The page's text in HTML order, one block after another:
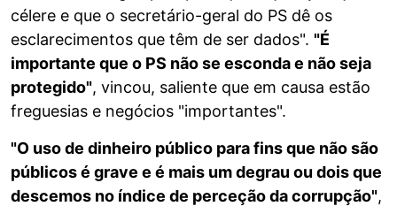
célere e que o secretário-geral do PS dê os
esclarecimentos que têm de ser dados". "É
importante que o PS não se esconda e não seja
protegido", vincou, saliente que em causa estão
freguesias e negócios "importantes".
"O uso de dinheiro público para fins que não são
públicos é grave e é mais um degrau ou dois que
descemos no índice de perceção da corrupção",